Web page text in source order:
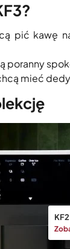
pić kawę
poranny
mieć
KF2